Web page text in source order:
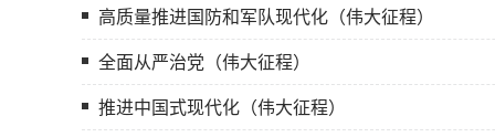
高质量推进国防和军队现代化（伟大征程）
全面从严治党（伟大征程）
推进中国式现代化（伟大征程）